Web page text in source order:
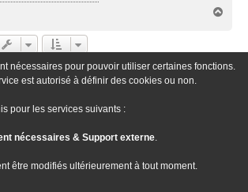
13 Messages Précédente
1 2
nécessaires pour pouvoir utiliser certaines fonctions.
est autorisé à définir des cookies ou non.
pour les services suivants :
nécessaires & Support externe.
être modifiés ultérieurement à tout moment.